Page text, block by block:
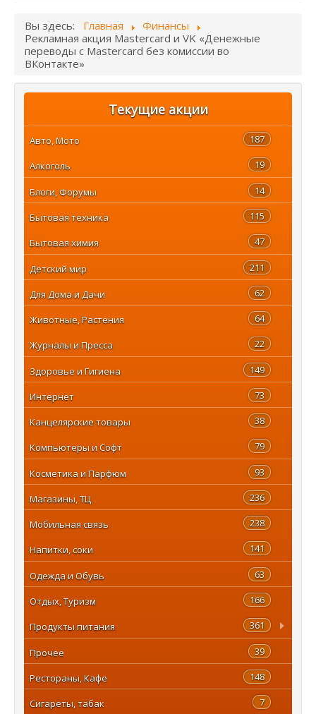
Вы здесь: Главная
Финансы
Рекламная акция Mastercard и VK «Денежные
переводы с Mastercard без комиссии во
ВКонтакте»
Текущие акции
187
Авто, Мото
19
Алкоголь
14
Блоги, Форумы
115
Бытовая техника
47
Бытовая химия
211
Детский мир
62
Для Дома и Дачи
64
Животные, Растения
22
Журналы и Пресса
149
Здоровье и Гигиена
73
Интернет
38
Канцелярские товары
79
Компьютеры и Софт
93
Косметика и Парфюм
236
Магазины, ТЦ
238
Мобильная связь
141
Напитки, соки
63
Одежда и Обувь
166
Отдых, Туризм
361
Продукты питания
39
Прочее
148
Рестораны, Кафе
7
Сигареты, табак